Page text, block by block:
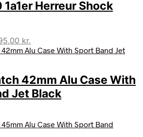
kr..
799,00 kr..
1a1er Herreur Shock
kr..
kr.
aktuelle
995,00 kr..
42mm Alu Case With
Jet Black